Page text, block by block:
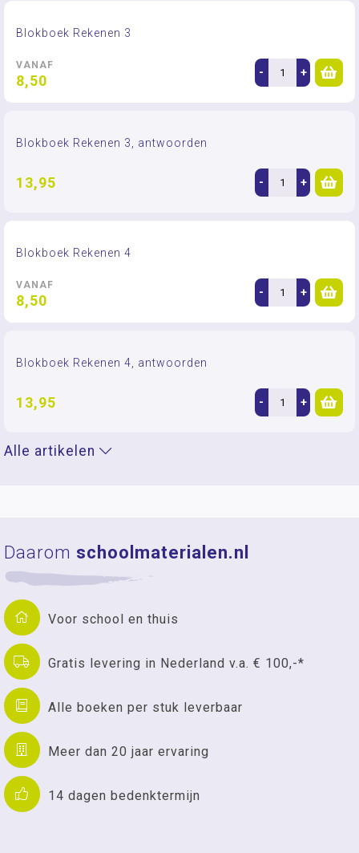
Blokboek Rekenen 3
VANAF
8,50 - +
Blokboek Rekenen 3, antwoorden
13,95 - +
Blokboek Rekenen 4
VANAF
8,50 - +
Blokboek Rekenen 4, antwoorden
13,95 - +
Alle artikelen
Daarom schoolmaterialen.nl
Voor school en thuis
Gratis levering in Nederland v.a. € 100,-*
Alle boeken per stuk leverbaar
Meer dan 20 jaar ervaring
14 dagen bedenktermijn